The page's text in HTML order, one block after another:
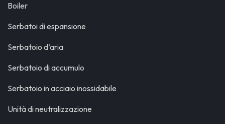
Boiler
Serbatoi di espansione
Serbatoio d’aria
Serbatoio di accumulo
Serbatoio in acciaio inossidabile
Unità di neutralizzazione